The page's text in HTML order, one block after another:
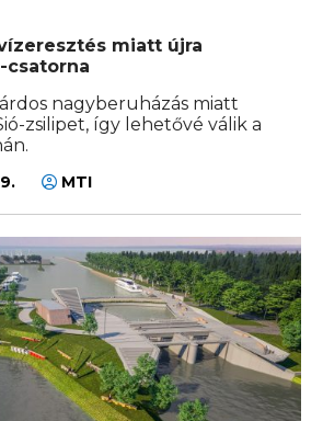
miatt újra
csatorna
nagyberuházás miatt
zsilipet, így lehetővé válik a
MTI